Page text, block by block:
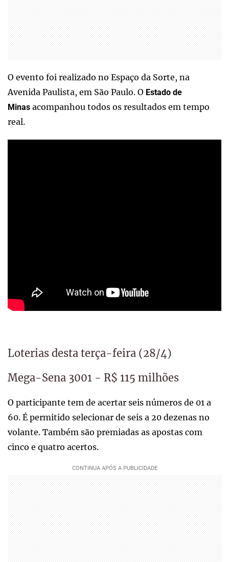
O evento foi realizado no Espaço da Sorte, na
Avenida Paulista, em São Paulo. O Estado de
Minas acompanhou todos os resultados em tempo
real.
Loterias desta terça-feira (28/4)
Mega-Sena 3001 - R$ 115 milhões
O participante tem de acertar seis números de 01 a
60. É permitido selecionar de seis a 20 dezenas no
volante. Também são premiadas as apostas com
cinco e quatro acertos.